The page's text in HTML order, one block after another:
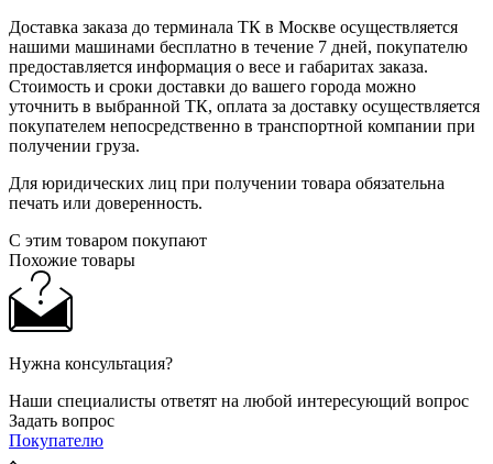
Доставка заказа до терминала ТК в Москве осуществляется
нашими машинами бесплатно в течение 7 дней, покупателю
предоставляется информация о весе и габаритах заказа.
Стоимость и сроки доставки до вашего города можно
уточнить в выбранной ТК, оплата за доставку осуществляется
покупателем непосредственно в транспортной компании при
получении груза.
Для юридических лиц при получении товара обязательна
печать или доверенность.
С этим товаром покупают
Похожие товары
Нужна консультация?
Наши специалисты ответят на любой интересующий вопрос
Задать вопрос
Покупателю